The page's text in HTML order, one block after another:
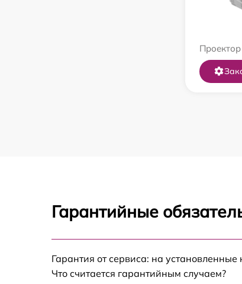
Гарантийные
Гарантия от сервиса: на
Что считается гарантийным случаем?